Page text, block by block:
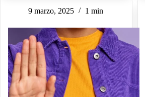
9 marzo, 2025 1 min